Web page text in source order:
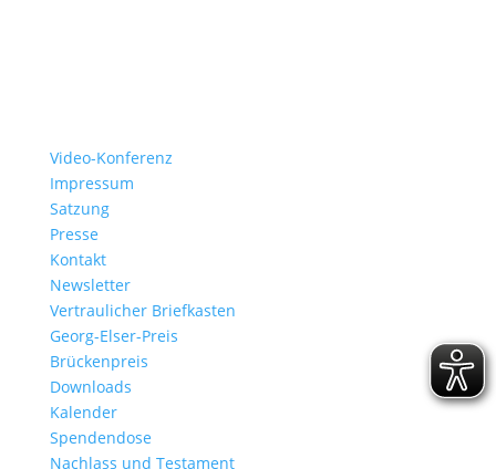
Video-Konferenz
Impressum
Satzung
Presse
Kontakt
Newsletter
Vertraulicher Briefkasten
Georg-Elser-Preis
Brückenpreis
Downloads
Kalender
Spendendose
Nachlass und Testament